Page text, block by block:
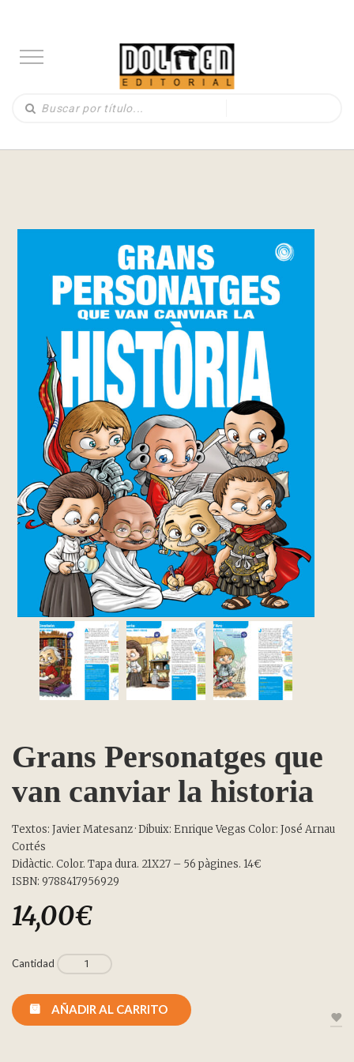
Grans Personatges que
van canviar la historia
Textos: Javier Matesanz · Dibuix: Enrique Vegas Color: José Arnau
Cortés
Didàctic. Color. Tapa dura. 21X27 – 56 pàgines. 14€
ISBN: 9788417956929
14,00€
Cantidad
AÑADIR AL CARRITO